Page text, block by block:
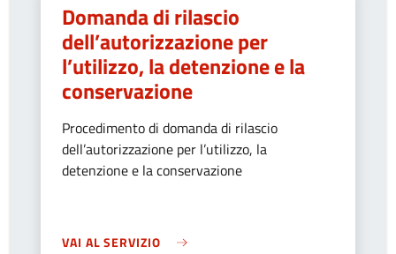
Domanda di rilascio
dell’autorizzazione per
l’utilizzo, la detenzione e la
conservazione
Procedimento di domanda di rilascio
dell’autorizzazione per l’utilizzo, la
detenzione e la conservazione
VAI AL SERVIZIO